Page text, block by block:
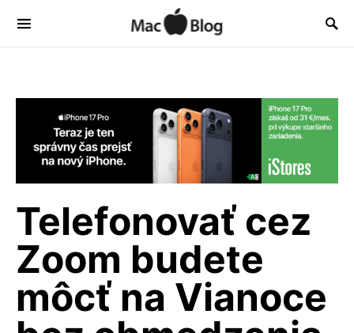
Telefonovať cez
Zoom budete
môcť na Vianoce